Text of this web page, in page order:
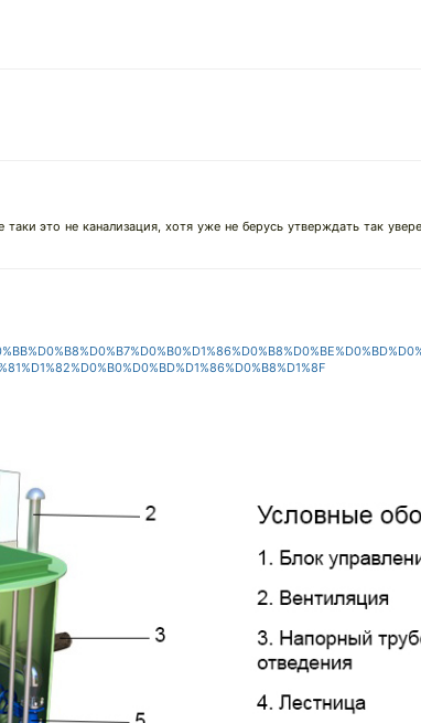
таки это не канализация, хотя уже не берусь утверждать так